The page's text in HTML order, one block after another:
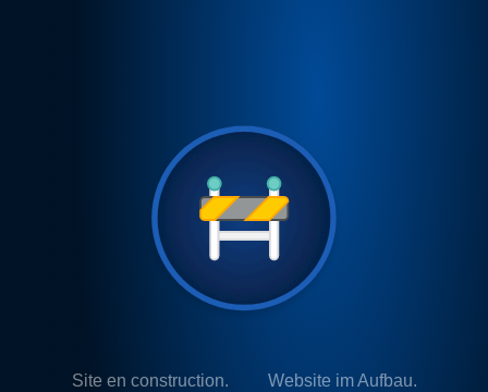
Site en construction. Website im Aufbau.